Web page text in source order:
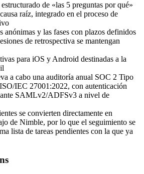
de «las 5 preguntas por qué»
raíz, integrado en el proceso de
anónimas y las fases con plazos definidos
de retrospectiva se mantengan
para iOS y Android destinadas a la
a cabo una auditoría anual SOC 2 Tipo
IEC 27001:2022, con autenticación
SAMLv2/ADFSv3 a nivel de
se convierten directamente en
de Nimble, por lo que el seguimiento se
lista de tareas pendientes con la que ya